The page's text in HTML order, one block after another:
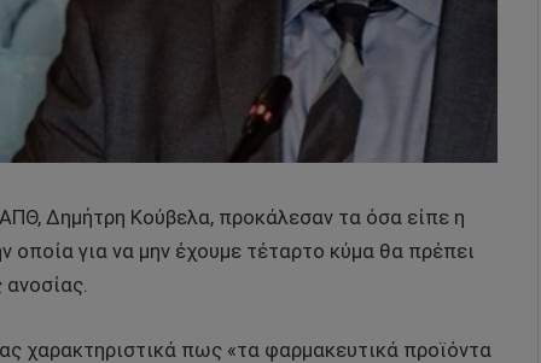
Δημήτρη Κούβελα, προκάλεσαν τα όσα είπε η
για να μην έχουμε τέταρτο κύμα θα πρέπει
ανοσίας.
χαρακτηριστικά πως «τα φαρμακευτικά προϊόντα